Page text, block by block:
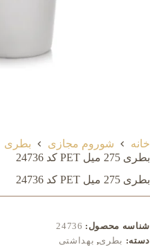
خانه شوروم مجازی
بطری
بطری 275 میل PET کد 24736
بطری 275 میل PET کد 24736
شناسه محصول: 24736
دسته: بطری, بهداشتی